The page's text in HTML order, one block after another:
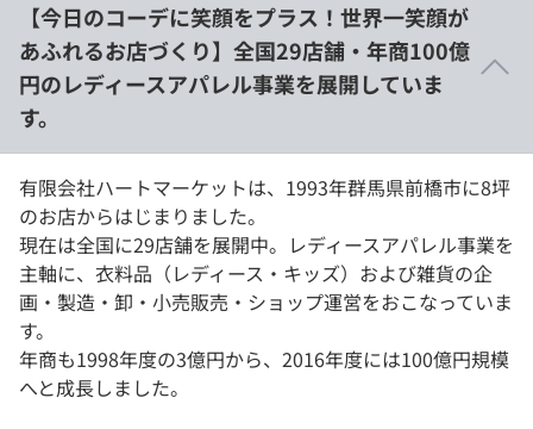
個人向けプラン
法人向けプラン
契約内容・クーポン
【今日のコーデに笑顔をプラス！世界一笑顔が
あふれるお店づくり】全国29店舗・年商100億
円のレディースアパレル事業を展開していま
す。
有限会社ハートマーケットは、1993年群馬県前橋市に8坪
のお店からはじまりました。
現在は全国に29店舗を展開中。レディースアパレル事業を
主軸に、衣料品（レディース・キッズ）および雑貨の企
画・製造・卸・小売販売・ショップ運営をおこなっていま
す。
年商も1998年度の3億円から、2016年度には100億円規模
へと成長しました。